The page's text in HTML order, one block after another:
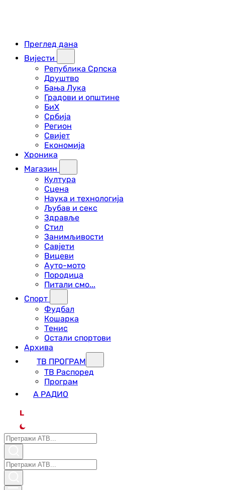
Преглед дана
Вијести
Република Српска
Друштво
Бања Лука
Градови и општине
БиХ
Србија
Регион
Свијет
Економија
Хроника
Магазин
Култура
Сцена
Наука и технологија
Љубав и секс
Здравље
Стил
Занимљивости
Савјети
Вицеви
Ауто-мото
Породица
Питали смо...
Спорт
Фудбал
Кошарка
Тенис
Остали спортови
Архива
ТВ ПРОГРАМ
ТВ Распоред
Програм
А РАДИО
L